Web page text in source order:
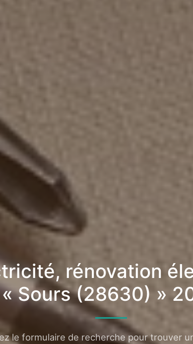
rénovation
« Sours (28630) »
le formulaire de recherche pour trouver